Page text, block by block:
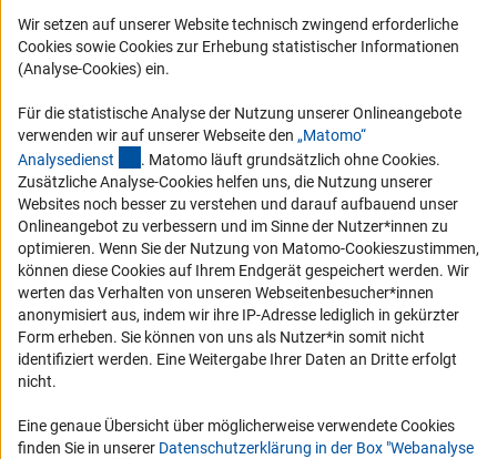
Service
RSS-Feed
Barrierefreiheit
Erklärung zur Barrierefreiheit
Barriere melden
Links
Zum Download des Kodex
DFG-Website
Kontakt
Sie haben Fragen oder möchten einen Verdachtsfall melden?
Wir setzen auf unserer Website technisch zwingend erforderliche
Cookies sowie Cookies zur Erhebung statistischer Informationen
(Analyse-Cookies) ein.
Für die statistische Analyse der Nutzung unserer Onlineangebote
verwenden wir auf unserer Webseite den „Matomo“
Analysedienst (externer Link)
. Matomo läuft grundsätzlich ohne Cookies.
Zusätzliche Analyse-Cookies helfen uns, die Nutzung unserer
Websites noch besser zu verstehen und darauf aufbauend unser
Onlineangebot zu verbessern und im Sinne der Nutzer*innen zu
optimieren. Wenn Sie der Nutzung von Matomo-Cookieszustimmen,
können diese Cookies auf Ihrem Endgerät gespeichert werden. Wir
werten das Verhalten von unseren Webseitenbesucher*innen
anonymisiert aus, indem wir ihre IP-Adresse lediglich in gekürzter
Form erheben. Sie können von uns als Nutzer*in somit nicht
identifiziert werden. Eine Weitergabe Ihrer Daten an Dritte erfolgt
nicht.
Eine genaue Übersicht über möglicherweise verwendete Cookies
finden Sie in unserer Datenschutzerklärung in der Box "Webanalyse